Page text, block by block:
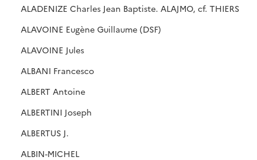
ALADENIZE Charles Jean Baptiste. ALAJMO, cf. THIERS
ALAVOINE Eugène Guillaume (DSF)
ALAVOINE Jules
ALBANI Francesco
ALBERT Antoine
ALBERTINI Joseph
ALBERTUS J.
ALBIN-MICHEL